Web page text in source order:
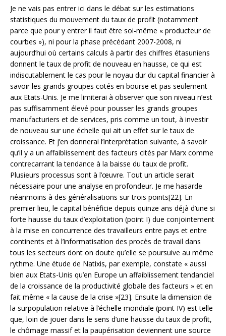
Je ne vais pas entrer ici dans le débat sur les estimations
statistiques du mouvement du taux de profit (notamment
parce que pour y entrer il faut être soi-même « producteur de
courbes »), ni pour la phase précédant 2007-2008, ni
aujourd’hui où certains calculs à partir des chiffres étasuniens
donnent le taux de profit de nouveau en hausse, ce qui est
indiscutablement le cas pour le noyau dur du capital financier à
savoir les grands groupes cotés en bourse et pas seulement
aux Etats-Unis. Je me limiterai à observer que son niveau n’est
pas suffisamment élevé pour pousser les grands groupes
manufacturiers et de services, pris comme un tout, à investir
de nouveau sur une échelle qui ait un effet sur le taux de
croissance. Et j’en donnerai l’interprétation suivante, à savoir
qu’il y a un affaiblissement des facteurs cités par Marx comme
contrecarrant la tendance à la baisse du taux de profit.
Plusieurs processus sont à l’œuvre. Tout un article serait
nécessaire pour une analyse en profondeur. Je me hasarde
néanmoins à des généralisations sur trois points[22]. En
premier lieu, le capital bénéficie depuis quinze ans déjà d’une si
forte hausse du taux d’exploitation (point I) due conjointement
à la mise en concurrence des travailleurs entre pays et entre
continents et à l’informatisation des procès de travail dans
tous les secteurs dont on doute qu’elle se poursuive au même
rythme. Une étude de Natixis, par exemple, constate « aussi
bien aux Etats-Unis qu’en Europe un affaiblissement tendanciel
de la croissance de la productivité globale des facteurs » et en
fait même « la cause de la crise »[23]. Ensuite la dimension de
la surpopulation relative à l’échelle mondiale (point IV) est telle
que, loin de jouer dans le sens d’une hausse du taux de profit,
le chômage massif et la paupérisation deviennent une source